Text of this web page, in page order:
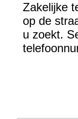
Zakelijke
op de
u zoekt.